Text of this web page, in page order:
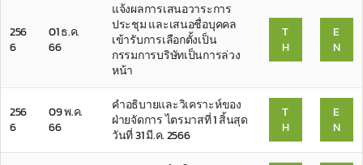
256
6
01 ธ.ค.
66
แจ้งผลการเสนอวาระการ
ประชุม และเสนอชื่อบุคคล
เข้ารับการเลือกตั้งเป็น
กรรมการบริษัทเป็นการล่วง
หน้า
T
H
E
N
256
6
09 พ.ค.
66
คำอธิบายและวิเคราะห์ของ
ฝ่ายจัดการ ไตรมาสที่ 1 สิ้นสุด
วันที่ 31 มี.ค. 2566
T
H
E
N